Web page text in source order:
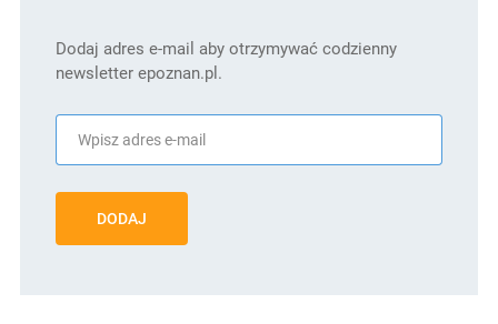
Dodaj adres e-mail aby otrzymywać codzienny
newsletter epoznan.pl.
DODAJ